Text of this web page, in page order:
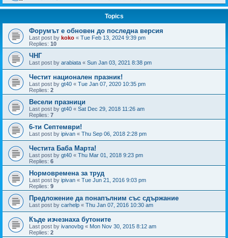
Topics
Форумът е обновен до последна версия
Last post by koko « Tue Feb 13, 2024 9:39 pm
Replies: 10
ЧНГ
Last post by arabiata « Sun Jan 03, 2021 8:38 pm
Честит национален празник!
Last post by gt40 « Tue Jan 07, 2020 10:35 pm
Replies: 2
Весели празници
Last post by gt40 « Sat Dec 29, 2018 11:26 am
Replies: 7
6-ти Септември!
Last post by ipivan « Thu Sep 06, 2018 2:28 pm
Честита Баба Марта!
Last post by gt40 « Thu Mar 01, 2018 9:23 pm
Replies: 6
Нормовремена за труд
Last post by ipivan « Tue Jun 21, 2016 9:03 pm
Replies: 9
Предложение да понапълним със сдържание
Last post by carhelp « Thu Jan 07, 2016 10:30 am
Къде изчезнаха бутоните
Last post by ivanovbg « Mon Nov 30, 2015 8:12 am
Replies: 2